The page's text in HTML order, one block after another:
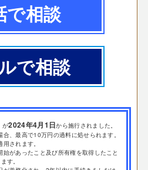
で相談
で相談
が2024年4月1日から施行されました。
、最高で10万円の過料に処せられます。
されます。
始があったこと及び所有権を取得したこと
す。